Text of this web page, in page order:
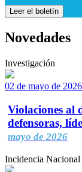
Leer el boletín
Novedades
Investigación
02 de mayo de 2026
Violaciones al
defensoras,
mayo de 2026
Incidencia Nacional